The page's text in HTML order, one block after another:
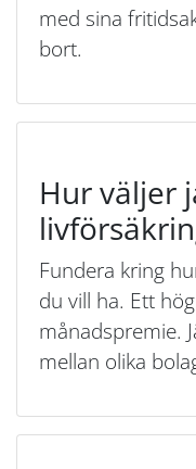
med sina
bort.
Hur väljer
Fundera kring
du vill ha. Ett
månadspremie.
mellan olika